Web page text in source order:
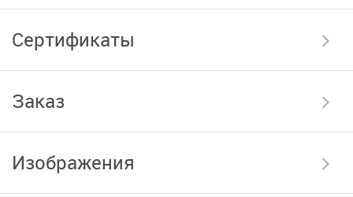
Сертификаты
Заказ
Изображения